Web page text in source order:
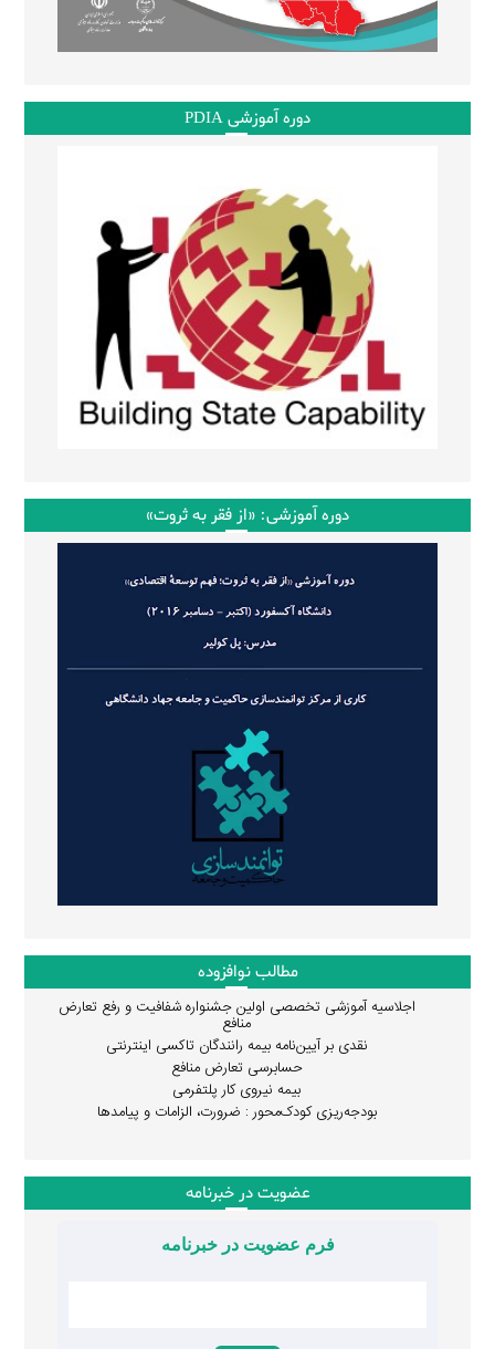
دوره آموزشی PDIA
دوره آموزشی: «از فقر به ثروت»
مطالب نوافزوده
اجلاسیه آموزشی تخصصی اولین جشنواره شفافیت و رفع تعارض
منافع
نقدی بر آیین‌نامه بیمه رانندگان تاکسی اینترنتی
حسابرسی تعارض منافع
بیمه نیروی کار پلتفرمی
بودجه‌ریزی کودک‌محور : ضرورت، الزامات و پیامدها
عضویت در خبرنامه
فرم عضویت در خبرنامه